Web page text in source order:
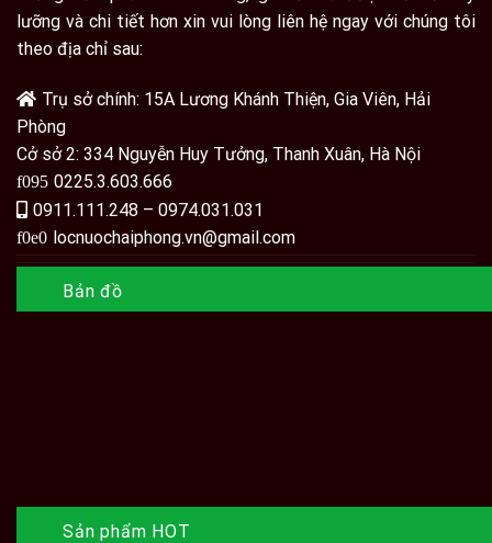
lưỡng và chi tiết hơn xin vui lòng liên hệ ngay với chúng tôi
theo địa chỉ sau:
Trụ sở chính: 15A Lương Khánh Thiện, Gia Viên, Hải
Phòng
Cở sở 2: 334 Nguyễn Huy Tưởng, Thanh Xuân, Hà Nội
0225.3.603.666
0911.111.248 – 0974.031.031
locnuochaiphong.vn@gmail.com
Bản đồ
Sản phẩm HOT